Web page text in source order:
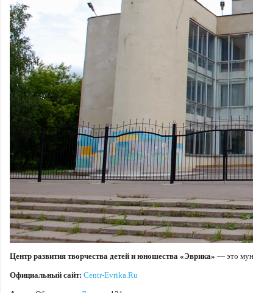
Центр развития творчества детей и юношества «Эврика» — это
Официальный сайт: Centr-Evrika.Ru